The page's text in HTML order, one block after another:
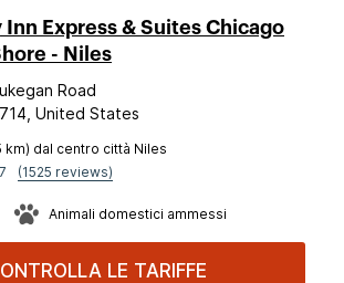
Inn Express & Suites Chicago
- Niles
Road
United States
km) dal centro città Niles
(1525 reviews)
Animali domestici ammessi
LE TARIFFE